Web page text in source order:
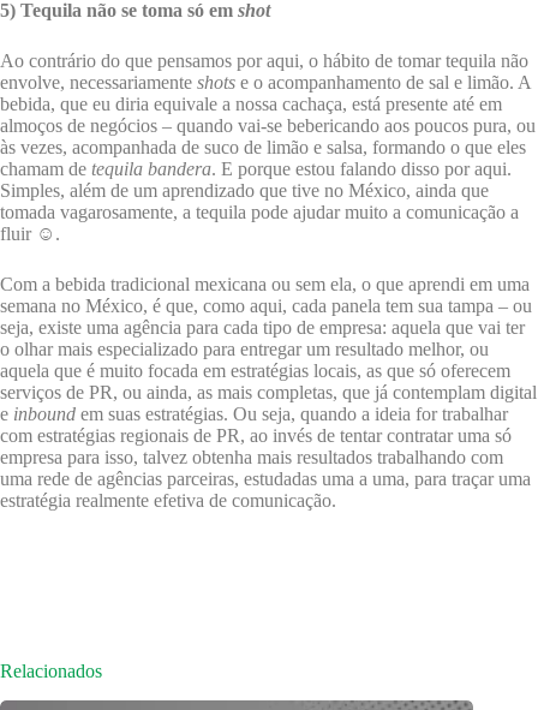
5) Tequila não se toma só em shot
Ao contrário do que pensamos por aqui, o hábito de tomar tequila não
envolve, necessariamente shots e o acompanhamento de sal e limão. A
bebida, que eu diria equivale a nossa cachaça, está presente até em
almoços de negócios – quando vai-se bebericando aos poucos pura, ou
às vezes, acompanhada de suco de limão e salsa, formando o que eles
chamam de tequila bandera. E porque estou falando disso por aqui.
Simples, além de um aprendizado que tive no México, ainda que
tomada vagarosamente, a tequila pode ajudar muito a comunicação a
fluir ☺.
Com a bebida tradicional mexicana ou sem ela, o que aprendi em uma
semana no México, é que, como aqui, cada panela tem sua tampa – ou
seja, existe uma agência para cada tipo de empresa: aquela que vai ter
o olhar mais especializado para entregar um resultado melhor, ou
aquela que é muito focada em estratégias locais, as que só oferecem
serviços de PR, ou ainda, as mais completas, que já contemplam digital
e inbound em suas estratégias. Ou seja, quando a ideia for trabalhar
com estratégias regionais de PR, ao invés de tentar contratar uma só
empresa para isso, talvez obtenha mais resultados trabalhando com
uma rede de agências parceiras, estudadas uma a uma, para traçar uma
estratégia realmente efetiva de comunicação.
Relacionados